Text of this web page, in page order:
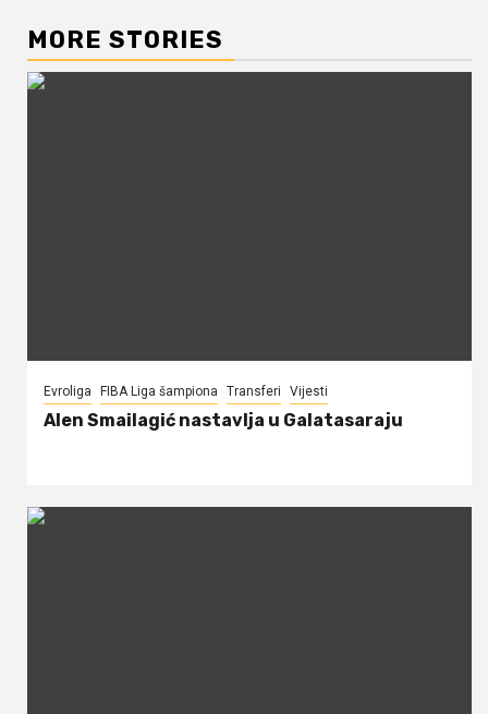
MORE STORIES
Evroliga FIBA Liga šampiona Transferi Vijesti
Alen Smailagić nastavlja u Galatasaraju